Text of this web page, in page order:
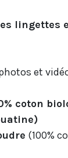
lingettes
et
coton
(100%